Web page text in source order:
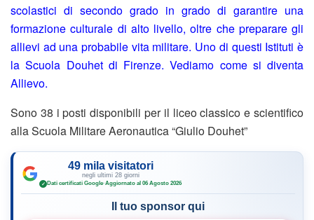
scolastici di secondo grado in grado di garantire una
formazione culturale di alto livello, oltre che preparare gli
allievi ad una probabile vita militare. Uno di questi Istituti è
la Scuola Douhet di Firenze. Vediamo come si diventa
Allievo.
Sono 38 i posti disponibili per il liceo classico e scientifico
alla Scuola Militare Aeronautica “Giulio Douhet”
49 mila visitatori
negli ultimi 28 giorni
✓ Dati certificati Google·Aggiornato al 06 Agosto 2026
Il tuo sponsor qui